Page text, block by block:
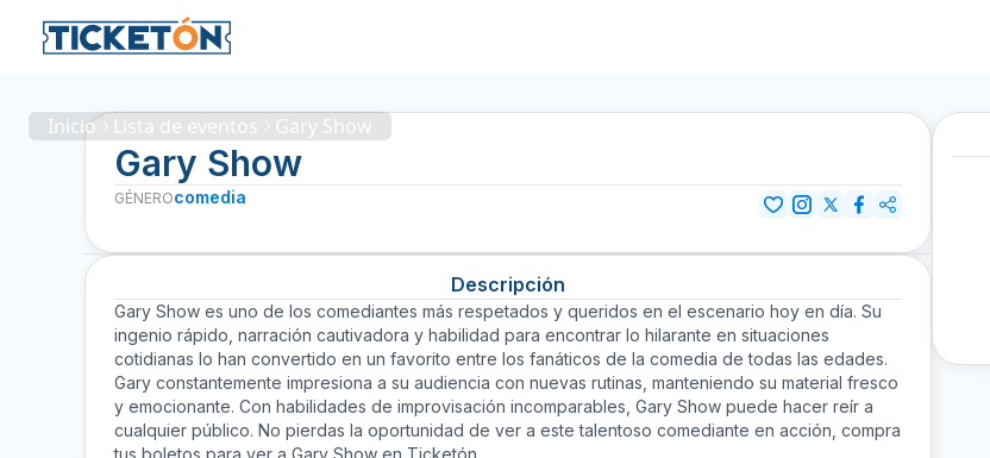
Inicio Lista de eventos Gary Show
Gary Show
GÉNEROcomedia
Descripción
Gary Show es uno de los comediantes más respetados y queridos en el escenario hoy en día. Su
ingenio rápido, narración cautivadora y habilidad para encontrar lo hilarante en situaciones
cotidianas lo han convertido en un favorito entre los fanáticos de la comedia de todas las edades.
Gary constantemente impresiona a su audiencia con nuevas rutinas, manteniendo su material fresco
y emocionante. Con habilidades de improvisación incomparables, Gary Show puede hacer reír a
cualquier público. No pierdas la oportunidad de ver a este talentoso comediante en acción, compra
tus boletos para ver a Gary Show en Ticketón.